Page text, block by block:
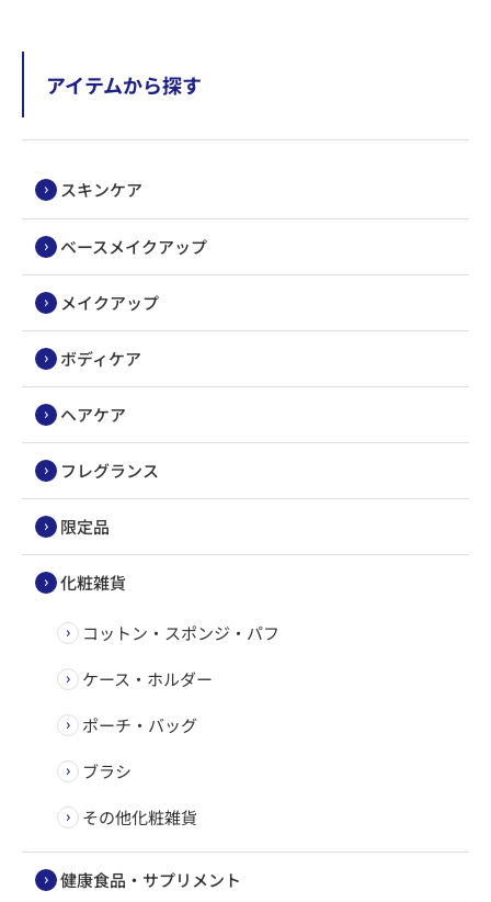
アイテムから探す
スキンケア
ベースメイクアップ
メイクアップ
ボディケア
ヘアケア
フレグランス
限定品
化粧雑貨
コットン・スポンジ・パフ
ケース・ホルダー
ポーチ・バッグ
ブラシ
その他化粧雑貨
健康食品・サプリメント